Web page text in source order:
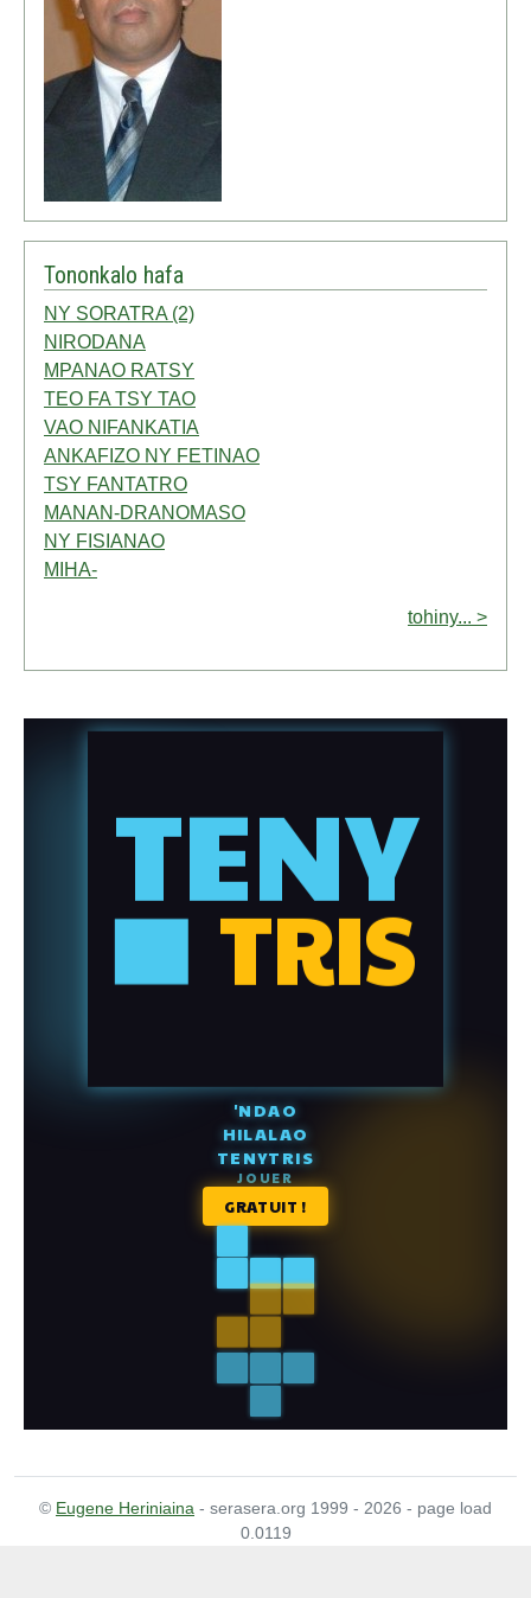
Tononkalo hafa
NY SORATRA (2)
NIRODANA
MPANAO RATSY
TEO FA TSY TAO
VAO NIFANKATIA
ANKAFIZO NY FETINAO
TSY FANTATRO
MANAN-DRANOMASO
NY FISIANAO
MIHA-
tohiny... >
© Eugene Heriniaina - serasera.org 1999 - 2026 - page load
0.0119